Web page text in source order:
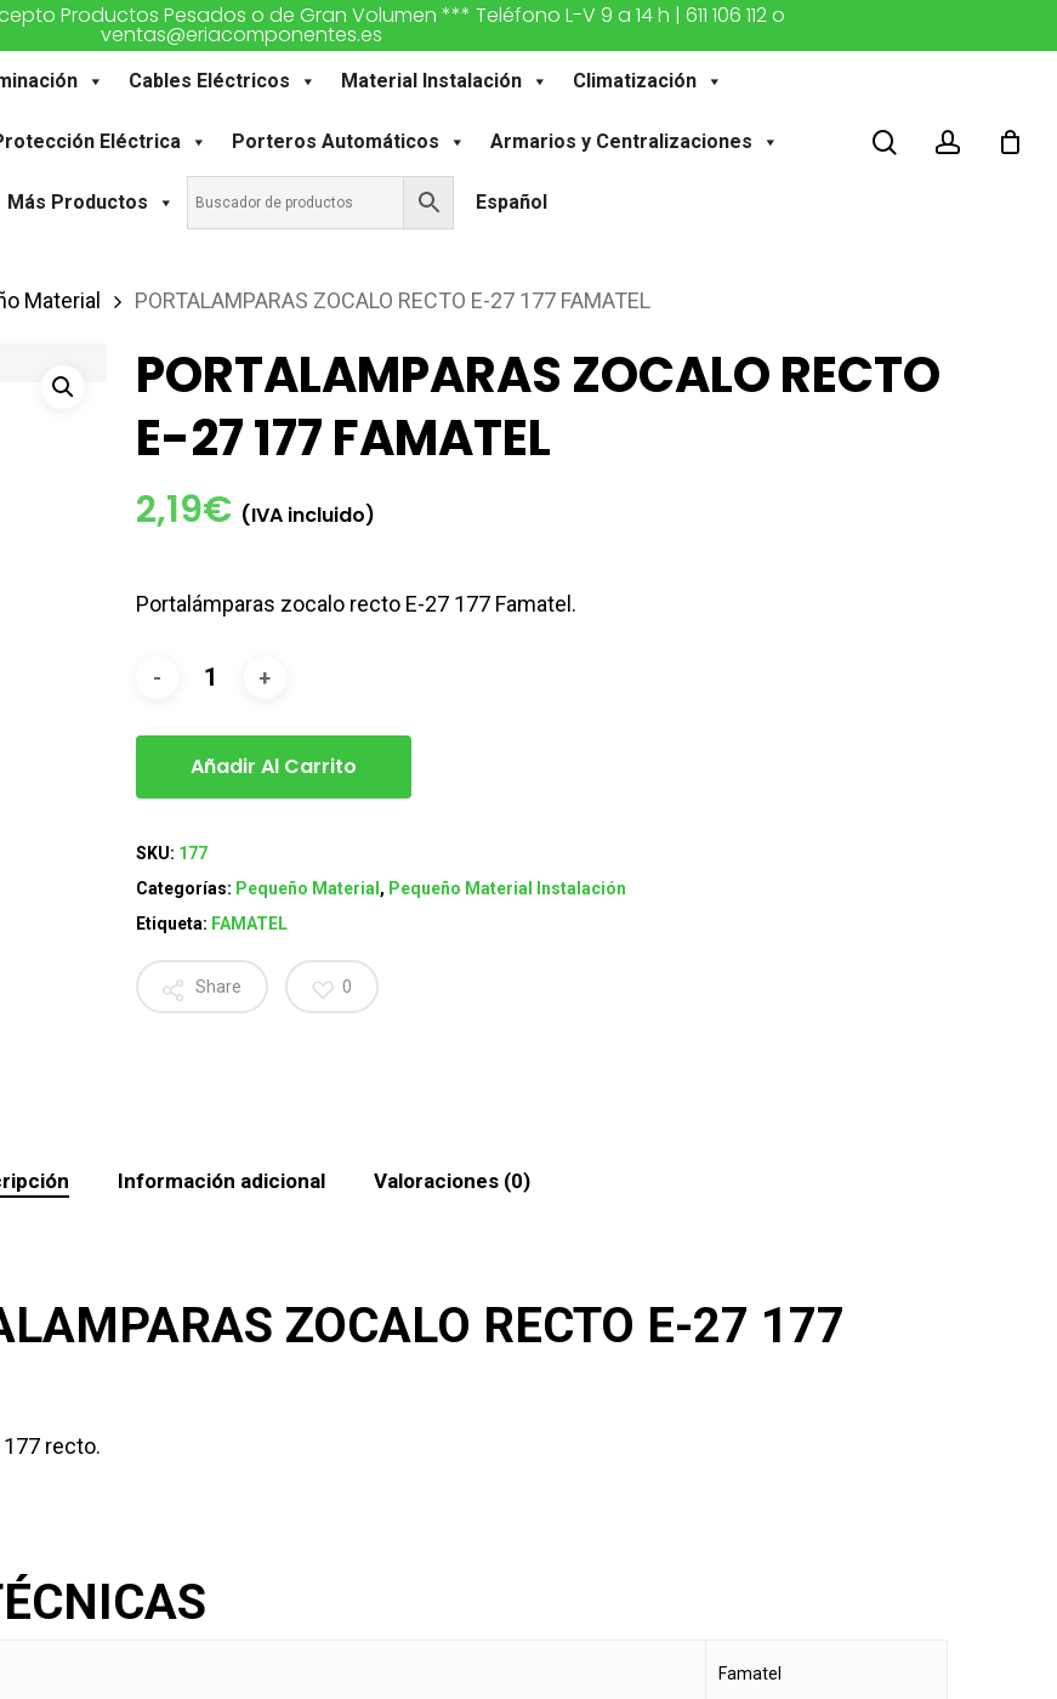
Productos Pesados o de Gran Volumen *** Teléfono L-V 9 a 14 h | 611 106 112 o
ventas@eriacomponentes.es
Cables Eléctricos Material Instalación Climatización
Eléctrica Porteros Automáticos Armarios y Centralizaciones
Más Productos Español
buscaraccount
Material PORTALAMPARAS ZOCALO RECTO E-27 177 FAMATEL
PORTALAMPARAS ZOCALO RECTO
E-27 177 FAMATEL
2,19€ (IVA incluido)
Portalámparas zocalo recto E-27 177 Famatel.
Añadir Al Carrito
SKU: 177
Categorías: Pequeño Material , Pequeño Material Instalación
Etiqueta: FAMATEL
Share 0
Información adicional Valoraciones (0)
ZOCALO RECTO E-27 177
recto.
‎Famatel